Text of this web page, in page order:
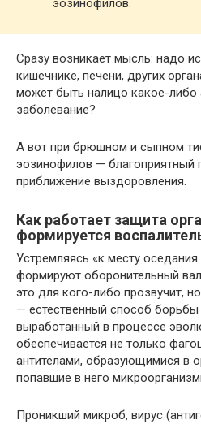
эозинофилов.
Сразу возникает мысль: надо
кишечнике, печени, других
может быть налицо какое-либо
заболевание?
А вот при брюшном и сыпном
эозинофилов — благоприятный
приближение выздоровления.
Как работает защита
формируется
Устремляясь «к месту
формируют оборонительный
это для кого-либо прозвучит,
— естественный способ
выработанный в процессе
обеспечивается не только
антителами, образующимися в
попавшие в него
Проникший микроб, вирус